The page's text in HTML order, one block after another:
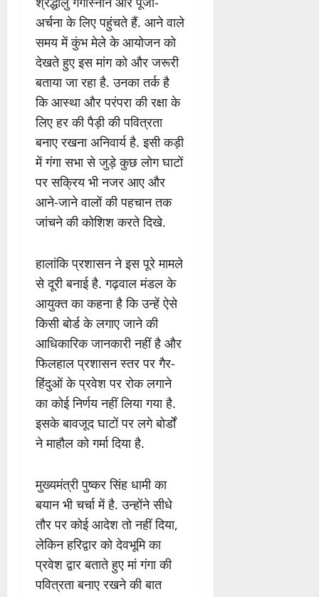
अर्चना के लिए पहुंचते हैं. आने वाले
समय में कुंभ मेले के आयोजन को
देखते हुए इस मांग को और जरूरी
बताया जा रहा है. उनका तर्क है
कि आस्था और परंपरा की रक्षा के
लिए हर की पैड़ी की पवित्रता
बनाए रखना अनिवार्य है. इसी कड़ी
में गंगा सभा से जुड़े कुछ लोग घाटों
पर सक्रिय भी नजर आए और
आने-जाने वालों की पहचान तक
जांचने की कोशिश करते दिखे.
हालांकि प्रशासन ने इस पूरे मामले
से दूरी बनाई है. गढ़वाल मंडल के
आयुक्त का कहना है कि उन्हें ऐसे
किसी बोर्ड के लगाए जाने की
आधिकारिक जानकारी नहीं है और
फिलहाल प्रशासन स्तर पर गैर-
हिंदुओं के प्रवेश पर रोक लगाने
का कोई निर्णय नहीं लिया गया है.
इसके बावजूद घाटों पर लगे बोर्डों
ने माहौल को गर्मा दिया है.
मुख्यमंत्री पुष्कर सिंह धामी का
बयान भी चर्चा में है. उन्होंने सीधे
तौर पर कोई आदेश तो नहीं दिया,
लेकिन हरिद्वार को देवभूमि का
प्रवेश द्वार बताते हुए मां गंगा की
पवित्रता बनाए रखने की बात